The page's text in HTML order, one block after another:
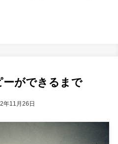
ーができるまで
年11月26日